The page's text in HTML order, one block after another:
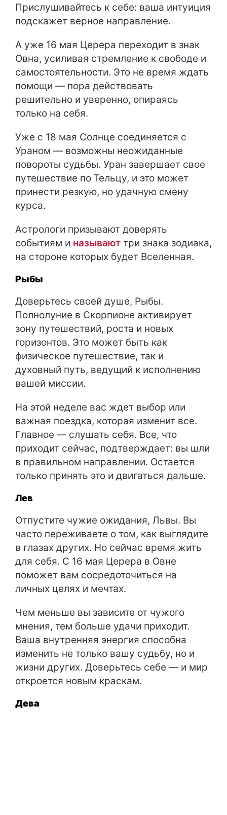
Прислушивайтесь к себе: ваша интуиция
подскажет верное направление.
А уже 16 мая Церера переходит в знак
Овна, усиливая стремление к свободе и
самостоятельности. Это не время ждать
помощи — пора действовать
решительно и уверенно, опираясь
только на себя.
Уже с 18 мая Солнце соединяется с
Ураном — возможны неожиданные
повороты судьбы. Уран завершает свое
путешествие по Тельцу, и это может
принести резкую, но удачную смену
курса.
Астрологи призывают доверять
событиям и называют три знака зодиака,
на стороне которых будет Вселенная.
Рыбы
Доверьтесь своей душе, Рыбы.
Полнолуние в Скорпионе активирует
зону путешествий, роста и новых
горизонтов. Это может быть как
физическое путешествие, так и
духовный путь, ведущий к исполнению
вашей миссии.
На этой неделе вас ждет выбор или
важная поездка, которая изменит все.
Главное — слушать себя. Все, что
приходит сейчас, подтверждает: вы шли
в правильном направлении. Остается
только принять это и двигаться дальше.
Лев
Отпустите чужие ожидания, Львы. Вы
часто переживаете о том, как выглядите
в глазах других. Но сейчас время жить
для себя. С 16 мая Церера в Овне
поможет вам сосредоточиться на
личных целях и мечтах.
Чем меньше вы зависите от чужого
мнения, тем больше удачи приходит.
Ваша внутренняя энергия способна
изменить не только вашу судьбу, но и
жизни других. Доверьтесь себе — и мир
откроется новым краскам.
Дева